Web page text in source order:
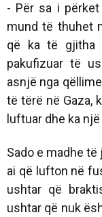
- Për sa i
mund të thuhet
që ka të gjitha
pakufizuar të
asnjë nga
të tërë në Gaza,
luftuar dhe ka
Sado e madhe
ai që lufton në
ushtar që
ushtar që nuk